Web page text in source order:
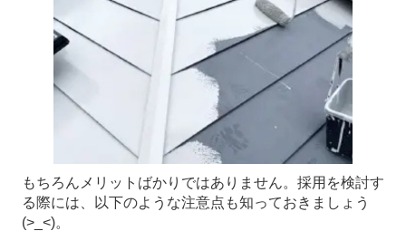
もちろんメリットばかりではありません。採用を検討す
る際には、以下のような注意点も知っておきましょう
(>_<)。